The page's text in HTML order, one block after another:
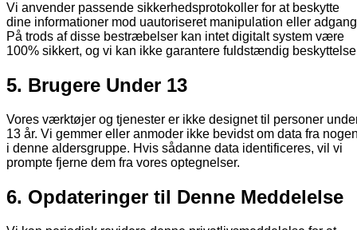
Vi anvender passende sikkerhedsprotokoller for at beskytte
dine informationer mod uautoriseret manipulation eller
På trods af disse bestræbelser kan intet digitalt system være
100% sikkert, og vi kan ikke garantere fuldstændig
5. Brugere Under 13
Vores værktøjer og tjenester er ikke designet til personer
13 år. Vi gemmer eller anmoder ikke bevidst om data fra
i denne aldersgruppe. Hvis sådanne data identificeres, vil vi
prompte fjerne dem fra vores optegnelser.
6. Opdateringer til Denne Meddelelse